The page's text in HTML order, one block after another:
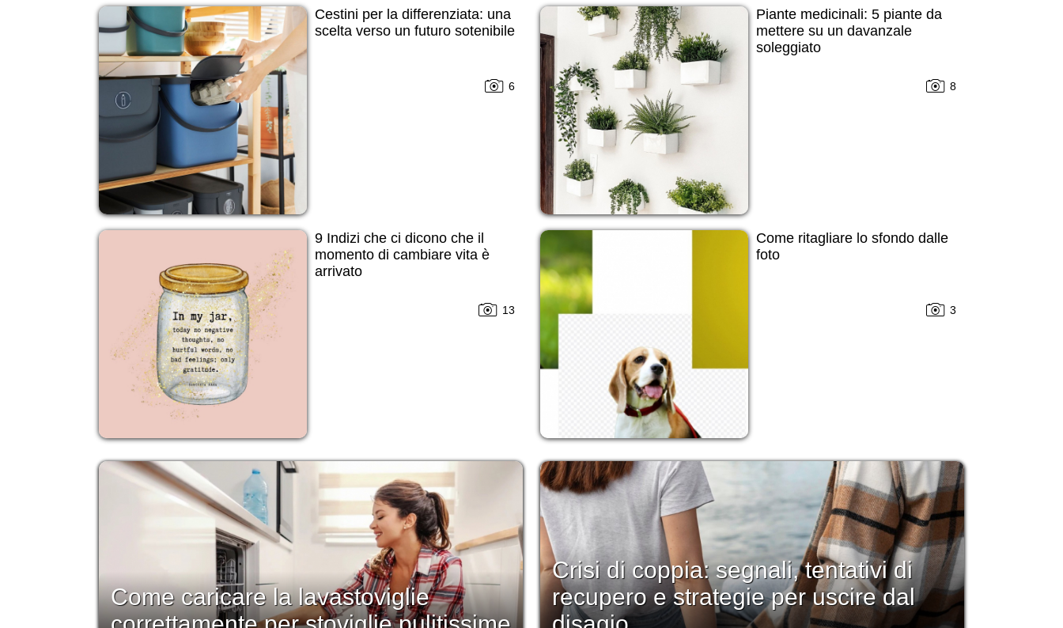
Cestini per la differenziata: una
scelta verso un futuro sotenibile
6
Piante medicinali: 5 piante da
mettere su un davanzale
soleggiato
8
9 Indizi che ci dicono che il
momento di cambiare vita è
arrivato
13
Come ritagliare lo sfondo dalle
foto
3
Come caricare la lavastoviglie
Crisi di coppia: segnali, tentativi di
recupero e strategie per uscire dal